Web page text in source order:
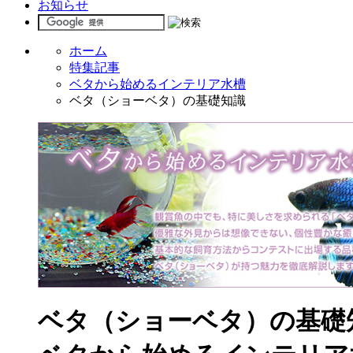
お知らせ
ホーム
特集記事
ベタから始めるインテリア水槽
ベタ（ショーベタ）の基礎知識
ベタ（ショーベタ）の基礎